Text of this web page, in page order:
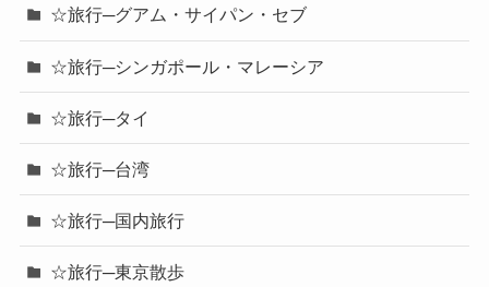
☆旅行─グアム・サイパン・セブ
☆旅行─シンガポール・マレーシア
☆旅行─タイ
☆旅行─台湾
☆旅行─国内旅行
☆旅行─東京散歩